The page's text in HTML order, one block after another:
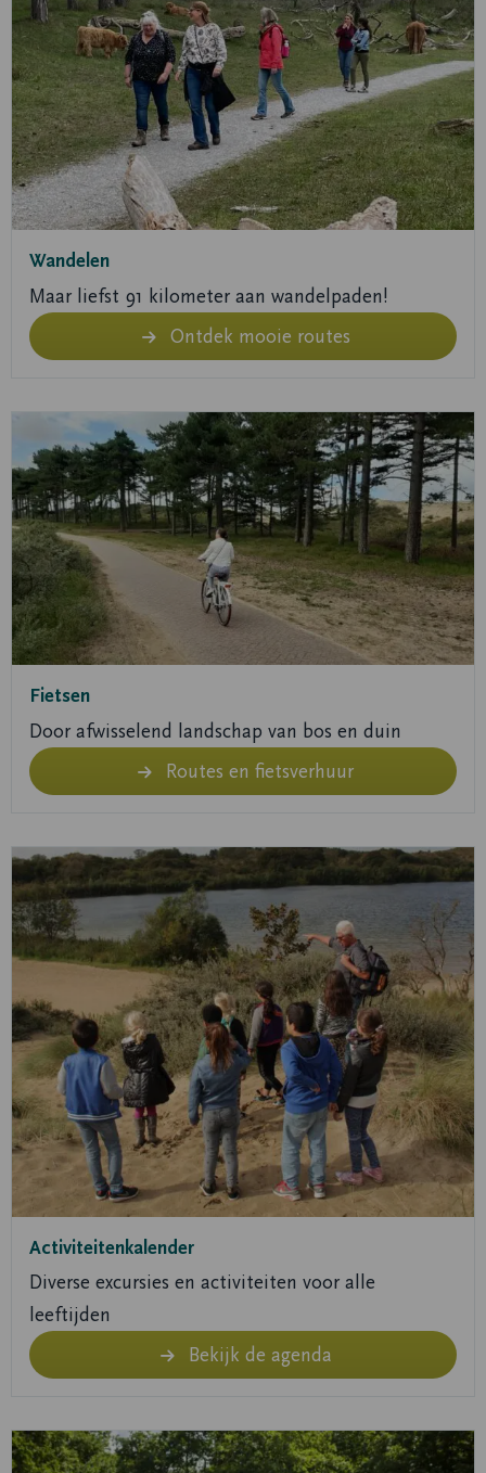
Wandelen
Maar liefst 91 kilometer aan wandelpaden!
Ontdek mooie routes
mooie
routes
Fietsen
Door afwisselend landschap van bos en duin
Routes en fietsverhuur
meer
over
Routes
en
fietsverhuur
Activiteitenkalender
Diverse excursies en activiteiten voor alle
leeftijden
Bekijk de agenda
Lees
meer
over
Bekijk
agenda
Lees